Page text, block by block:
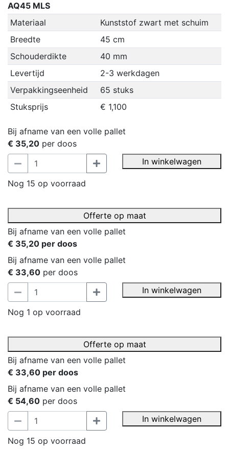
AQ45 MLS
Materiaal
Kunststof zwart met schuim
Breedte
45 cm
Schouderdikte
40 mm
Levertijd
2-3 werkdagen
Verpakkingseenheid
65 stuks
Stuksprijs
€ 1,100
Bij afname van een volle pallet
€ 35,20 per doos
Nog 15 op voorraad
In winkelwagen
Offerte op maat
Bij afname van een volle pallet
€ 35,20 per doos
Bij afname van een volle pallet
€ 33,60 per doos
Nog 1 op voorraad
In winkelwagen
Offerte op maat
Bij afname van een volle pallet
€ 33,60 per doos
Bij afname van een volle pallet
€ 54,60 per doos
Nog 15 op voorraad
In winkelwagen